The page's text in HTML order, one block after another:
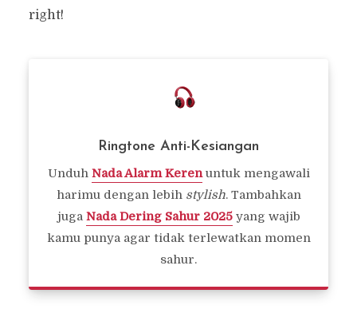
right!
Ringtone Anti-Kesiangan
Unduh Nada Alarm Kerenuntuk mengawali
harimu dengan lebih stylish. Tambahkan
juga Nada Dering Sahur 2025yang wajib
kamu punya agar tidak terlewatkan momen
sahur.